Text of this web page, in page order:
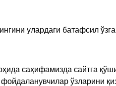
улардаги батафсил
саҳифамизда сайтга
ўзларини